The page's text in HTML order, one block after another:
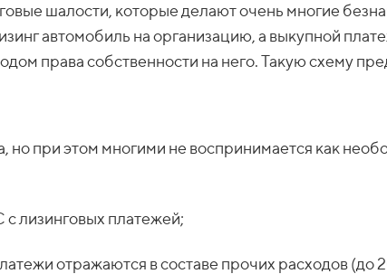
шалости, которые делают очень многие
автомобиль на организацию, а выкупной
права собственности на него. Такую схему
но при этом многими не воспринимается как
лизинговых платежей;
отражаются в составе прочих расходов (до